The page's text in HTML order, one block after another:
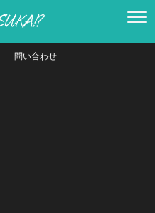
問い合わせ